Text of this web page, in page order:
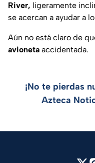
River, ligeramente
se acercan a ayudar a
Aún no está claro de
avioneta accidentada.
¡No te pierdas
Azteca